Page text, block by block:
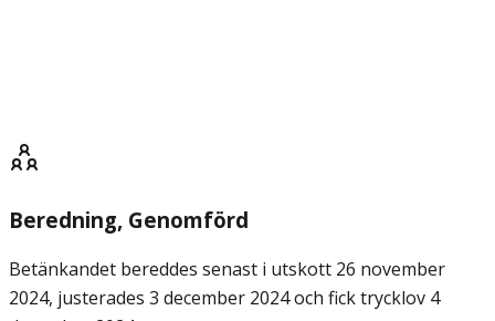
Beredning, Genomförd
Betänkandet bereddes senast i utskott 26 november
2024, justerades 3 december 2024 och fick trycklov 4